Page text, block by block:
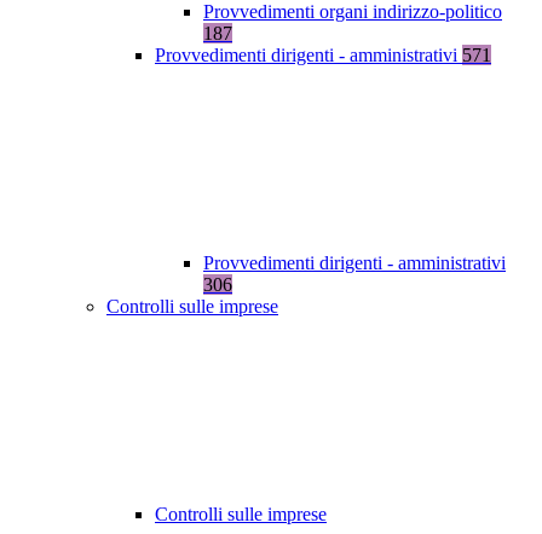
Provvedimenti organi indirizzo-politico
187
Provvedimenti dirigenti - amministrativi 571
Provvedimenti dirigenti - amministrativi
306
Controlli sulle imprese
Controlli sulle imprese